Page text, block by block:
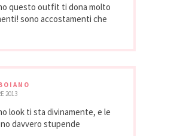
questo outfit ti dona molto
sono accostamenti che
2013
look ti sta divinamente, e le
davvero stupende